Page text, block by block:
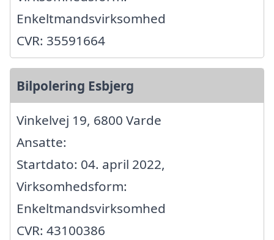
Enkeltmandsvirksomhed
CVR: 35591664
Bilpolering Esbjerg
Vinkelvej 19, 6800 Varde
Ansatte:
Startdato: 04. april 2022,
Virksomhedsform:
Enkeltmandsvirksomhed
CVR: 43100386